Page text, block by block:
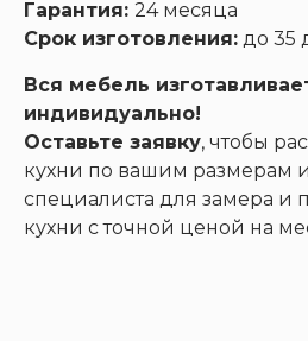
Гарантия: 24 месяца
Срок изготовления: до 35
Вся мебель
индивидуально!
Оставьте заявку, чтобы
кухни по вашим размерам
специалиста для замера и
кухни с точной ценой на